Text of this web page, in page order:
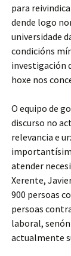
para
dende logo
universidade
condicións
investigación
hoxe nos
O equipo de
discurso no
relevancia e
atender
Xerente,
900 persoas
persoas
laboral,
actualmente